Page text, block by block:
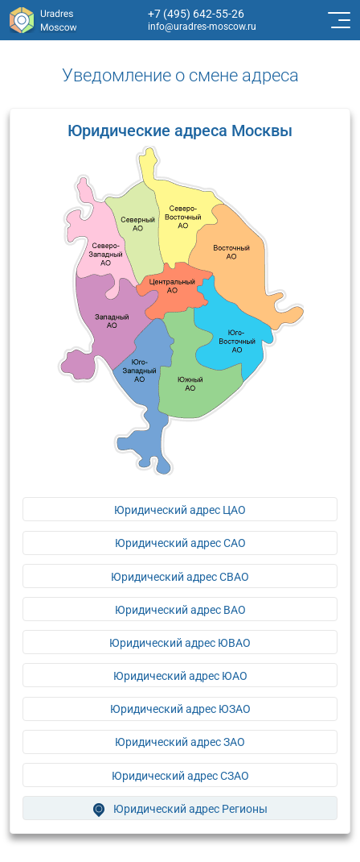
+7 (495) 642-55-26
info@uradres-moscow.ru
Уведомление о смене адреса
Юридические адреса Москвы
Юридический адрес ЦАО
Юридический адрес САО
Юридический адрес СВАО
Юридический адрес ВАО
Юридический адрес ЮВАО
Юридический адрес ЮАО
Юридический адрес ЮЗАО
Юридический адрес ЗАО
Юридический адрес СЗАО
Юридический адрес Регионы